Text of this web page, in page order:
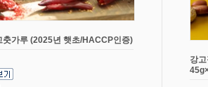
춧가루 (2025년 햇초/HACCP인증)
강